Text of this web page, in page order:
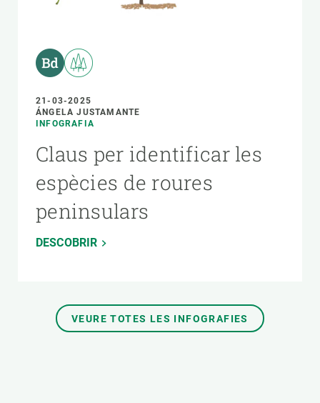
21-03-2025
ÁNGELA JUSTAMANTE
INFOGRAFIA
Claus per identificar les
espècies de roures
peninsulars
DESCOBRIR
VEURE TOTES LES INFOGRAFIES